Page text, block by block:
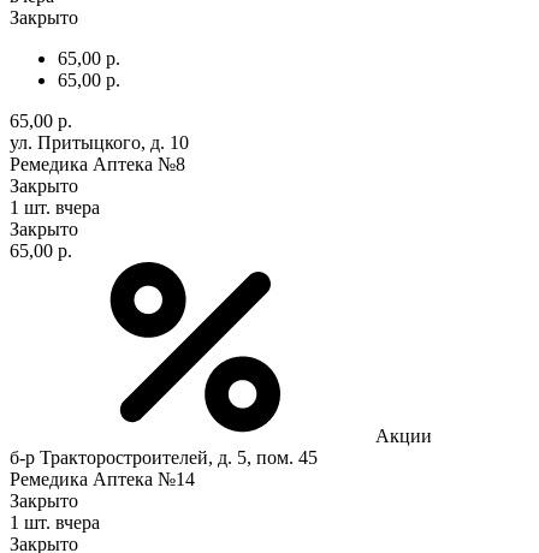
Закрыто
65,00 р.
65,00 р.
65,00 р.
ул. Притыцкого, д. 10
Ремедика Аптека №8
Закрыто
1 шт. вчера
Закрыто
65,00 р.
Акции
б-р Тракторостроителей, д. 5, пом. 45
Ремедика Аптека №14
Закрыто
1 шт. вчера
Закрыто